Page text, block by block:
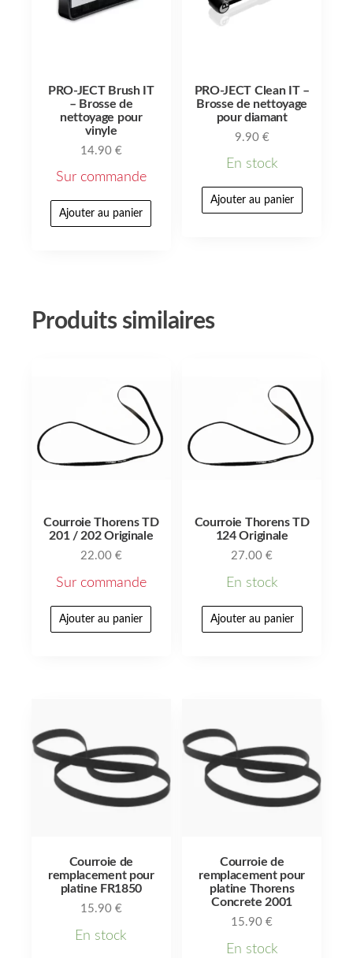
PRO-JECT Brush IT
– Brosse de
nettoyage pour
vinyle
14.90 €
Sur commande
Ajouter au panier
PRO-JECT Clean IT –
Brosse de nettoyage
pour diamant
9.90 €
En stock
Ajouter au panier
Produits similaires
Courroie Thorens TD
201 / 202 Originale
22.00 €
Sur commande
Ajouter au panier
Courroie Thorens TD
124 Originale
27.00€
En stock
Ajouter au panier
Courroie de
remplacement pour
platine FR1850
15.90 €
En stock
Courroie de
remplacement pour
platine Thorens
Concrete 2001
15.90€
En stock